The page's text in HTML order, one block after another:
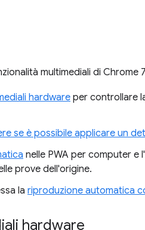
multimediali di Chrome
hardwareper controllare
se è possibile applicare un
nelle PWA per computer e
prove dell'origine.
la riproduzione automatica
hardware